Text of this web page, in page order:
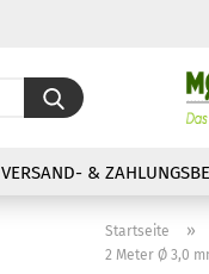
Suche...
VERSAND- &
Startseite »
2 Meter Ø 3,0